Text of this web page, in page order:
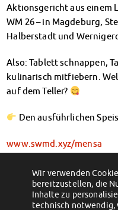
AnsprechpartnerInnen
Wohnen
Wohnheime im
Wohnheime in
Wohnheimantrag & -
MIT einander – FÜR
Wohnheimtutoren
Wohnen-FAQ
AnsprechpartnerInnen
Soziales & Beratung
Sozialberatung
Aktionsgericht aus einem
WM 26 – in Magdeburg,
Halberstadt und
Also: Tablett schnappen,
kulinarisch mitfiebern.
auf dem Teller?
Den ausführlichen
www.swmd.xyz/mensa
Spektakel!
Sommer, Sonne, Sonnenwende –
Wir verwenden
bereitzustellen, die
Inhalte zu
technisch notwendig,